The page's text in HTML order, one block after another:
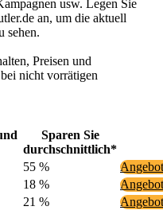
usw. Legen Sie
an, um die aktuell
sehen.
Preisen und
nicht vorrätigen
Sparen Sie
durchschnittlich*
55 %
18 %
21 %